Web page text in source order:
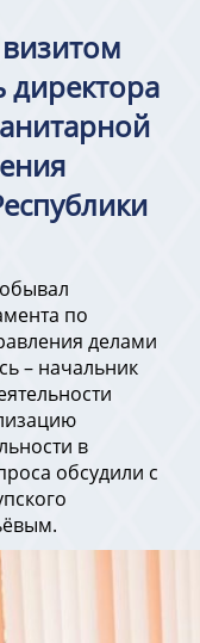
директора
по
делами
– начальник
в
обсудили с